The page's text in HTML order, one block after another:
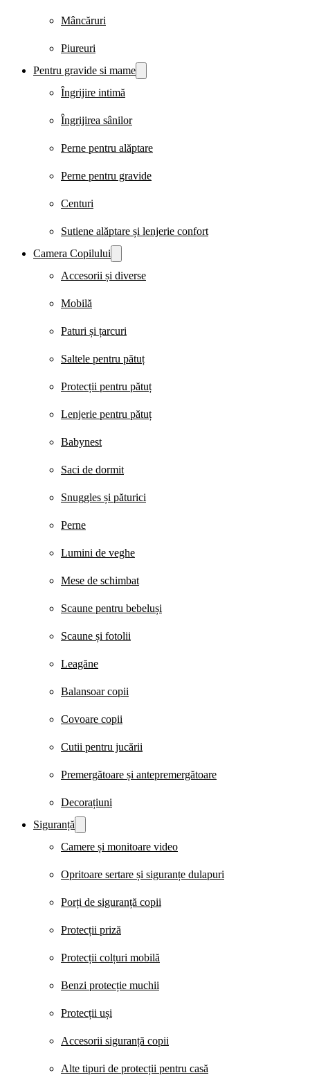
Mâncăruri
Piureuri
Pentru gravide si mame
Îngrijire intimă
Îngrijirea sânilor
Perne pentru alăptare
Perne pentru gravide
Centuri
Sutiene alăptare și lenjerie confort
Camera Copilului
Accesorii și diverse
Mobilă
Paturi și țarcuri
Saltele pentru pătuț
Protecții pentru pătuț
Lenjerie pentru pătuț
Babynest
Saci de dormit
Snuggles și păturici
Perne
Lumini de veghe
Mese de schimbat
Scaune pentru bebeluși
Scaune și fotolii
Leagăne
Balansoar copii
Covoare copii
Cutii pentru jucării
Premergătoare și antepremergătoare
Decorațiuni
Siguranță
Camere și monitoare video
Opritoare sertare și siguranțe dulapuri
Porți de siguranță copii
Protecții priză
Protecții colțuri mobilă
Benzi protecție muchii
Protecții uși
Accesorii siguranță copii
Alte tipuri de protecții pentru casă